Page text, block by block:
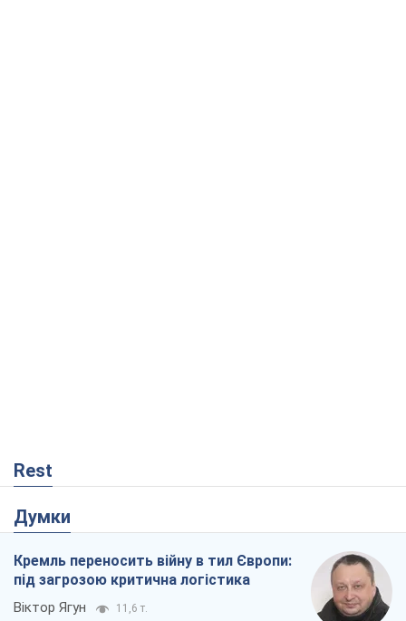
Rest
Думки
Кремль переносить війну в тил Європи:
під загрозою критична логістика
Віктор Ягун 11,6 т.